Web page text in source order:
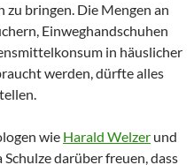
zu bringen. Die Mengen an
Einweghandschuhen
in häuslicher
werden, dürfte alles
wie Harald Welzer und
darüber freuen, dass